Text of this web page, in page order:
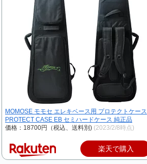
MOMOSE モモセ エレキベース用 プロテクトケース
PROTECT CASE EB セミハードケース 純正品
価格：18700円（税込、送料別) (2023/2/8時点)
楽天で購入